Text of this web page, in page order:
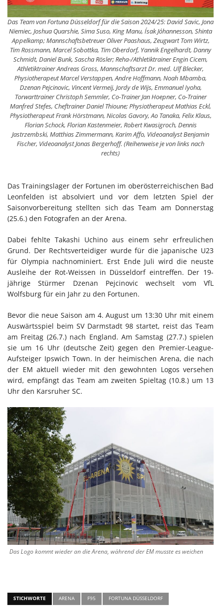
Das Team von Fortuna Düsseldorf für die Saison 2024/25: David Savic, Jona
Niemiec, Joshua Quarshie, Sima Suso, King Manu, Ísak Jóhannesson, Shinta
Appelkamp; Mannschaftsbetreuer Oliver Paashaus, Zeugwart Tom Wirtz,
Tim Rossmann, Marcel Sobottka, Tim Oberdorf, Yannik Engelhardt, Danny
Schmidt, Daniel Bunk, Sascha Rösler; Reha-/Athletiktrainer Engin Cicem,
Athletiktrainer Andreas Gross, Mannschaftsarzt Dr. med. Ulf Blecker,
Physiotherapeut Marcel Verstappen, Andre Hoffmann, Noah Mbamba,
Dzenan Pejcinovic, Vincent Vermeij, Jordy de Wijs, Emmanuel Iyoha,
Torwarttrainer Christoph Semmler, Co-Trainer Jan Hoepner, Co-Trainer
Manfred Stefes, Cheftrainer Daniel Thioune; Physiotherapeut Mathias Eckl,
Physiotherapeut Frank Hörstmann, Nicolas Gavory, Ao Tanaka, Felix Klaus,
Florian Schock, Florian Kastenmeier, Robert Kwasigroch, Dennis
Jastrzembski, Matthias Zimmermann, Karim Affo, Videoanalyst Benjamin
Fischer, Videoanalyst Jonas Bergerhoff. (Reihenweise je von links nach
rechts)
Das Trainingslager der Fortunen im oberösterreichischen Bad
Leonfelden ist absolviert und vor dem letzten Spiel der
Saisonvorbereitung stellten sich das Team am Donnerstag
(25.6.) den Fotografen an der Arena.
Dabei fehlte Takashi Uchino aus einem sehr erfreulichen
Grund. Der Rechtsverteidiger wurde für die japanische U23
für Olympia nachnominiert. Erst Ende Juli wird die neuste
Ausleihe der Rot-Weissen in Düsseldorf eintreffen. Der 19-
jährige Stürmer Dzenan Pejcinovic wechselt vom VfL
Wolfsburg für ein Jahr zu den Fortunen.
Bevor die neue Saison am 4. August um 13:30 Uhr mit einem
Auswärtsspiel beim SV Darmstadt 98 startet, reist das Team
am Freitag (26.7.) nach England. Am Samstag (27.7.) spielen
sie um 16 Uhr (deutsche Zeit) gegen den Premier-League-
Aufsteiger Ipswich Town. In der heimischen Arena, die nach
der EM aktuell wieder mit den gewohnten Logos versehen
wird, empfängt das Team am zweiten Spieltag (10.8.) um 13
Uhr den Karsruher SC.
Das Logo kommt wieder an die Arena, während der EM musste es weichen
STICHWORTE ARENA F95 FORTUNA DÜSSELDORF